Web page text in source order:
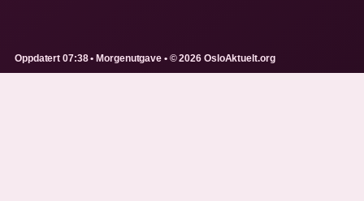
Oppdatert 07:38 • Morgenutgave • © 2026 OsloAktuelt.org